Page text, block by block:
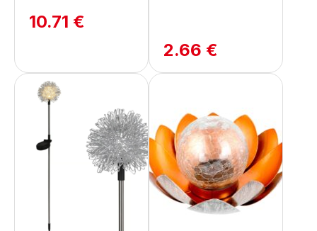
10.71 €
2.66 €